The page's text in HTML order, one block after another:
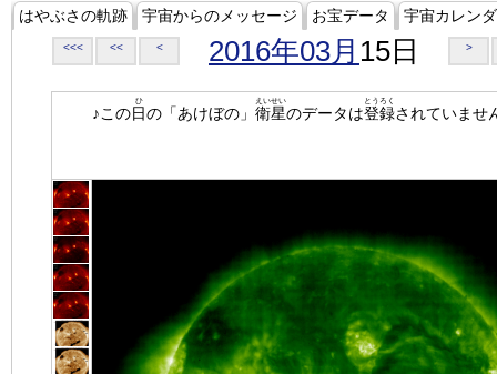
はやぶさの軌跡 宇宙からのメッセージ お宝データ 宇宙カレン
<<< << < 2016年03月 15日 >
♪この日
ひ
の「あけぼの」 衛星
えいせい
のデータは登録
とうろく
されていませ